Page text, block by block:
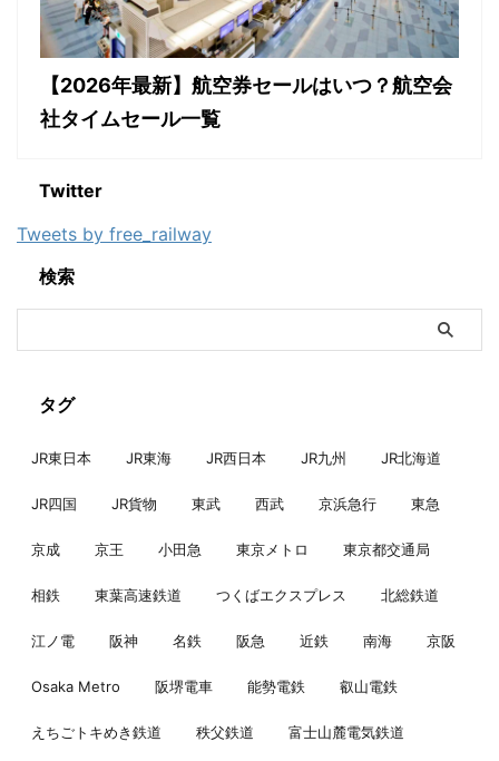
【2026年最新】航空券セールはいつ？航空会
社タイムセール一覧
Twitter
Tweets by free_railway
検索
タグ
JR東日本 JR東海 JR西日本 JR九州 JR北海道
JR四国 JR貨物 東武 西武 京浜急行 東急
京成 京王 小田急 東京メトロ 東京都交通局
相鉄 東葉高速鉄道 つくばエクスプレス 北総鉄道
江ノ電 阪神 名鉄 阪急 近鉄 南海 京阪
Osaka Metro 阪堺電車 能勢電鉄 叡山電鉄
えちごトキめき鉄道 秩父鉄道 富士山麓電気鉄道